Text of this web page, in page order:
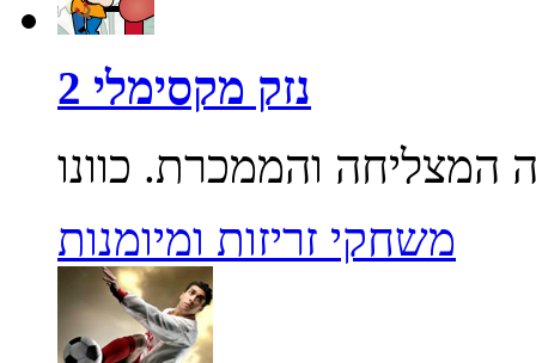
נזק מקסימלי 2
משחקי זריזות ומיומנות